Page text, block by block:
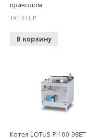
приводом
191 011₽
В корзину
Котел LOTUS PI100-98ET